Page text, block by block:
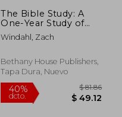
The Bible Study: A
One-Year Study of
the Entire Bible and
How It Relates to You
Windahl, Zach
Bethany House Publishers,
Tapa Dura, Nuevo